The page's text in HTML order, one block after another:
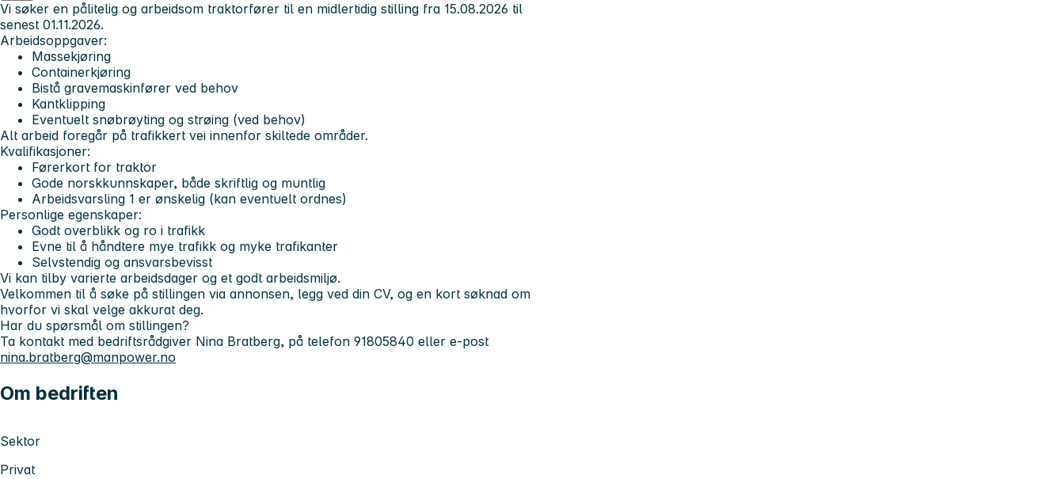
Vi søker en pålitelig og arbeidsom traktorfører til en midlertidig stilling fra 15.08.2026 til
senest 01.11.2026.
Arbeidsoppgaver:
Massekjøring
Containerkjøring
Bistå gravemaskinfører ved behov
Kantklipping
Eventuelt snøbrøyting og strøing (ved behov)
Alt arbeid foregår på trafikkert vei innenfor skiltede områder.
Kvalifikasjoner:
Førerkort for traktor
Gode norskkunnskaper, både skriftlig og muntlig
Arbeidsvarsling 1 er ønskelig (kan eventuelt ordnes)
Personlige egenskaper:
Godt overblikk og ro i trafikk
Evne til å håndtere mye trafikk og myke trafikanter
Selvstendig og ansvarsbevisst
Vi kan tilby varierte arbeidsdager og et godt arbeidsmiljø.
Velkommen til å søke på stillingen via annonsen, legg ved din CV, og en kort søknad om
hvorfor vi skal velge akkurat deg.
Har du spørsmål om stillingen?
Ta kontakt med bedriftsrådgiver Nina Bratberg, på telefon 91805840 eller e-post
nina.bratberg@manpower.no
Om bedriften
Sektor
Privat